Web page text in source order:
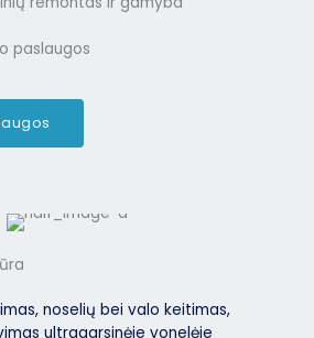
paslaugos
noselių bei valo keitimas,
ultragarsinėje vonelėje